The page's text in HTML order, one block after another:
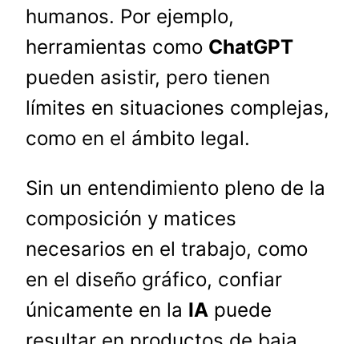
humanos. Por ejemplo,
herramientas como ChatGPT
pueden asistir, pero tienen
límites en situaciones complejas,
como en el ámbito legal.
Sin un entendimiento pleno de la
composición y matices
necesarios en el trabajo, como
en el diseño gráfico, confiar
únicamente en la IA puede